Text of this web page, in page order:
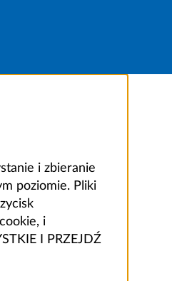
i zbieranie
poziomie. Pliki
i
I PRZEJDŹ